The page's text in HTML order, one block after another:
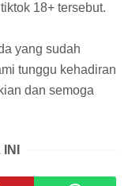
18+ tersebut.
yang sudah
tunggu kehadiran
dan semoga